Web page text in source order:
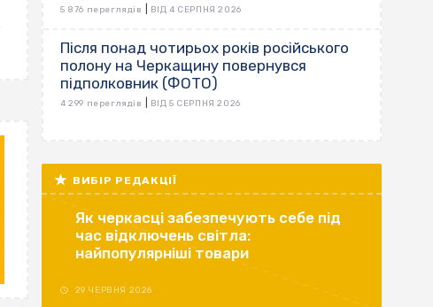
5 876 переглядів ВІД 4 СЕРПНЯ 2026
Після понад чотирьох років російського
полону на Черкащину повернувся
підполковник (ФОТО)
4 299 переглядів ВІД 5 СЕРПНЯ 2026
ВИБІР РЕДАКЦІЇ
Як черкасці забезпечують себе під
час відключень світла:
найпопулярніші товари
29 ЧЕРВНЯ 2026